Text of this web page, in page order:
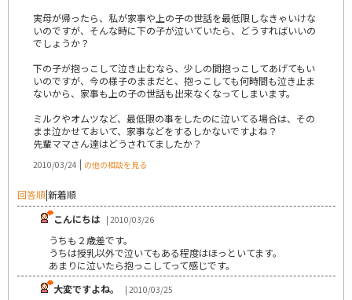
実母が帰ったら、私が家事や上の子の世話を最低限しなきゃいけな
いのですが、そんな時に下の子が泣いていたら、どうすればいいの
でしょうか？
下の子が抱っこして泣き止むなら、少しの間抱っこしてあげてもい
いのですが、今の様子のままだと、抱っこしても何時間も泣き止ま
ないから、家事も上の子の世話も出来なくなってしまいます。
ミルクやオムツなど、最低限の事をしたのに泣いてる場合は、その
まま泣かせておいて、家事などをするしかないですよね？
先輩ママさん達はどうされてましたか？
2010/03/24 | の他の相談を見る
回答順|新着順
こんにちは | 2010/03/26
うちも２歳差です。
うちは授乳以外で泣いてもある程度はほっといてます。
あまりに泣いたら抱っこしてって感じです。
大変ですよね。
| 2010/03/25